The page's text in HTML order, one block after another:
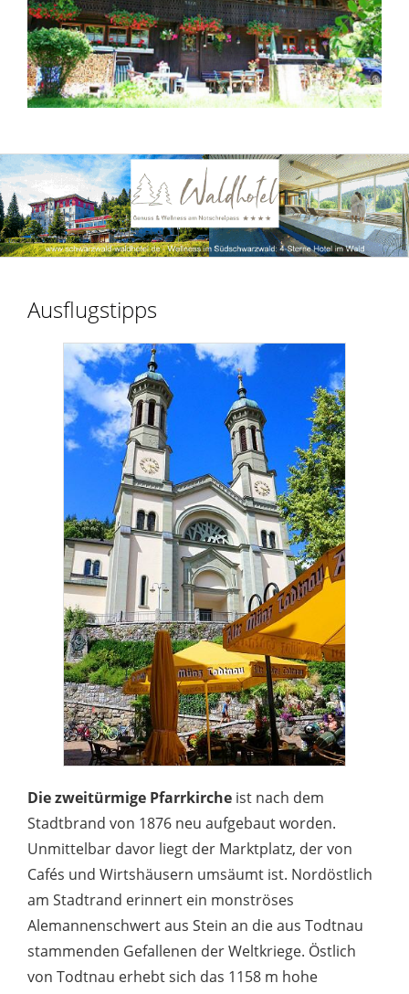
Ausflugstipps
Die zweitürmige Pfarrkirche ist nach dem
Stadtbrand von 1876 neu aufgebaut worden.
Unmittelbar davor liegt der Marktplatz, der von
Cafés und Wirtshäusern umsäumt ist. Nordöstlich
am Stadtrand erinnert ein monströses
Alemannenschwert aus Stein an die aus Todtnau
stammenden Gefallenen der Weltkriege. Östlich
von Todtnau erhebt sich das 1158 m hohe